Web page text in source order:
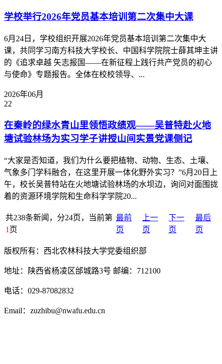
学校举行2026年党员基本培训第二次集中大课
6月24日，学校组织开展2026年党员基本培训第二次集中大
课，共同学习南方科技大学校长、中国科学院院士薛其坤主讲
的《追求卓越 矢志报国——在新征程上践行共产党员的初心
与使命》专题报告。全体在校校领导、...
2026年06月
22
在秦岭的绿水青山里领悟政绩观——吴普特赴火地
塘试验林场为实习学子讲授山间实景党课侧记
“大家是否知道，我们为什么要把植物、动物、生态、土壤、
气象多门学科融合，在这里开展一体化野外实习？”6月20日上
午，校长吴普特站在火地塘试验林场的水坝边，询问对面围拢
着的资源环境学院和生命科学学院20...
共238条新闻，分24页，当前第
1 页
最前
页
上一
页
下一
页
最后
页
版权所有：西北农林科技大学党委组织部
地址：陕西省杨凌区邰城路3号 邮编：712100
电话：029-87082832
Email：zuzhibu@nwafu.edu.cn